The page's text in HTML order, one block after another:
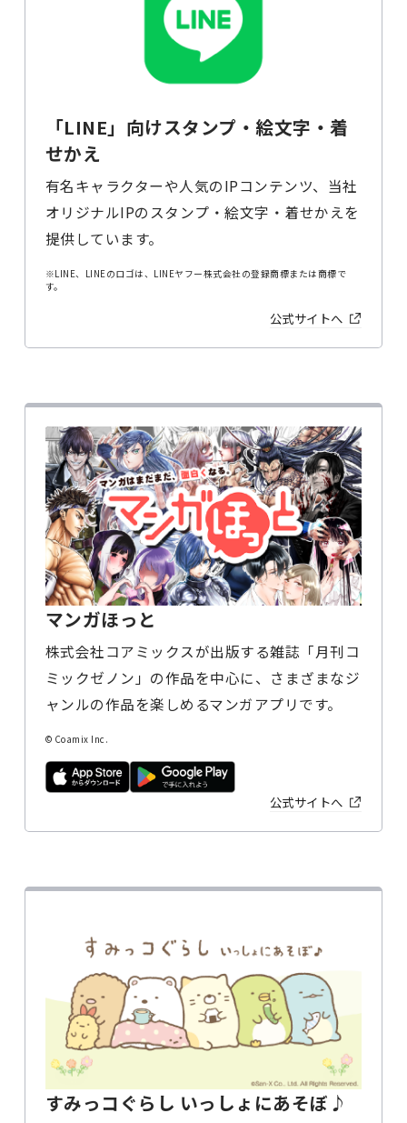
「LINE」向けスタンプ・絵文字・着
せかえ
有名キャラクターや人気のIPコンテンツ、当社
オリジナルIPのスタンプ・絵文字・着せかえを
提供しています。
※LINE、LINEのロゴは、LINEヤフー株式会社の登録商標または商標で
す。
公式サイトへ
マンガほっと
株式会社コアミックスが出版する雑誌「月刊コ
ミックゼノン」の作品を中心に、さまざまなジ
ャンルの作品を楽しめるマンガアプリです。
© Coamix Inc.
公式サイトへ
すみっコぐらし いっしょにあそぼ♪